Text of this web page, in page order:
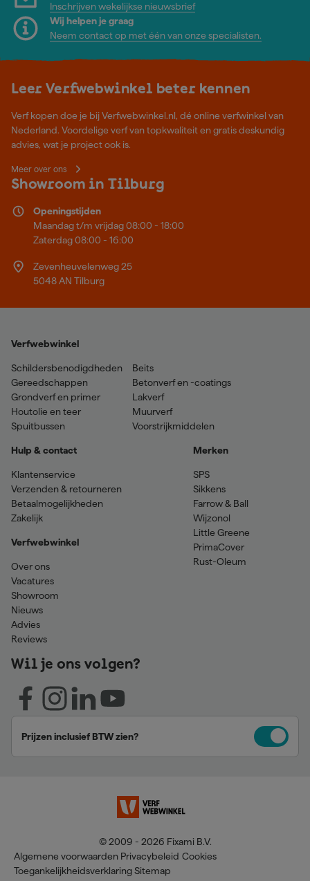
Inschrijven wekelijkse nieuwsbrief
Wij helpen je graag
Neem contact op met één van onze specialisten.
Leer Verfwebwinkel beter kennen
Verf kopen doe je bij Verfwebwinkel.nl, dé online verfwinkel van
Nederland. Voordelige verf van topkwaliteit en gratis deskundig
advies, wat je project ook is.
Meer over ons
Showroom in Tilburg
Openingstijden
Maandag t/m vrijdag 08:00 - 18:00
Zaterdag 08:00 - 16:00
Zevenheuvelenweg 25
5048 AN Tilburg
Verfwebwinkel
Schildersbenodigdheden
Gereedschappen
Grondverf en primer
Houtolie en teer
Spuitbussen
Beits
Betonverf en -coatings
Lakverf
Muurverf
Voorstrijkmiddelen
Hulp & contact
Klantenservice
Verzenden & retourneren
Betaalmogelijkheden
Zakelijk
Verfwebwinkel
Over ons
Vacatures
Showroom
Nieuws
Advies
Reviews
Merken
SPS
Sikkens
Farrow & Ball
Wijzonol
Little Greene
PrimaCover
Rust-Oleum
Wil je ons volgen?
Prijzen inclusief BTW zien?
© 2009 - 2026 Fixami B.V.
Algemene voorwaarden Privacybeleid Cookies
Toegankelijkheidsverklaring Sitemap